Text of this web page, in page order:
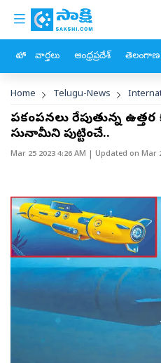
Skip to main content
custom menu
హోం వార్తలు ఆంధ్రప్రదేశ్ తెలంగాణ
Breadcrumb
Home Telugu-News
ప్రకంపనలు రేపుతున్న
సునామీని పుట్టించే..
Mar 25 2023 4:26 AM | Updated on Mar